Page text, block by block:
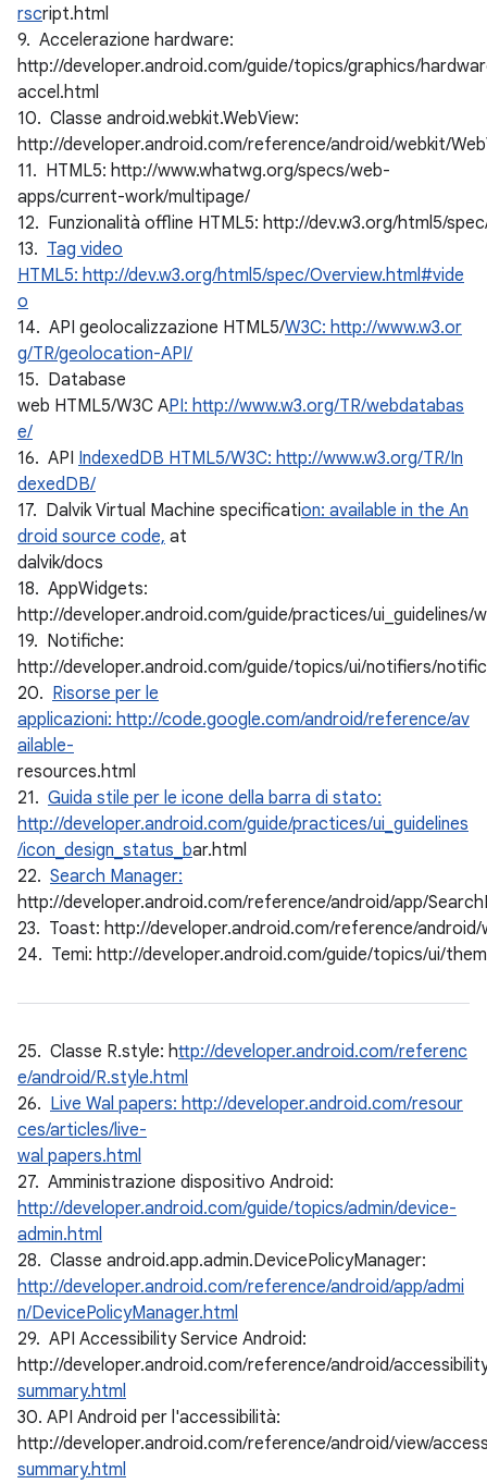
rscript.html
9. Accelerazione hardware:
http://developer.android.com/guide/topics/graphics/
accel.html
10. Classe android.webkit.WebView:
http://developer.android.com/reference/android/webkit/
11. HTML5: http://www.whatwg.org/specs/web-
apps/current-work/multipage/
12. Funzionalità offline HTML5: http://dev.w3.org/html5/
13. Tag video
HTML5: http://dev.w3.org/html5/spec/Overview.html#vide
o
14. API geolocalizzazione HTML5/W3C: http://www.w3.or
g/TR/geolocation-API/
15. Database
web HTML5/W3C API: http://www.w3.org/TR/webdatabas
e/
16. API IndexedDB HTML5/W3C: http://www.w3.org/TR/In
dexedDB/
17. Dalvik Virtual Machine specification: available in the An
droid source code, at
dalvik/docs
18. AppWidgets:
http://developer.android.com/guide/practices/ui_guidelines/
19. Notifiche:
http://developer.android.com/guide/topics/ui/notifiers/
20. Risorse per le
applicazioni: http://code.google.com/android/reference/av
ailable-
resources.html
21. Guida stile per le icone della barra di stato:
http://developer.android.com/guide/practices/ui_guidelines
/icon_design_status_bar.html
22. Search Manager:
http://developer.android.com/reference/android/app/
23. Toast: http://developer.android.com/reference/
24. Temi: http://developer.android.com/guide/topics/ui/
25. Classe R.style: http://developer.android.com/referenc
e/android/R.style.html
26. Live Wal papers: http://developer.android.com/resour
ces/articles/live-
wal papers.html
27. Amministrazione dispositivo Android:
http://developer.android.com/guide/topics/admin/device-
admin.html
28. Classe android.app.admin.DevicePolicyManager:
http://developer.android.com/reference/android/app/admi
n/DevicePolicyManager.html
29. API Accessibility Service Android:
http://developer.android.com/reference/android/
summary.html
30. API Android per l'accessibilità:
http://developer.android.com/reference/android/view/
summary.html